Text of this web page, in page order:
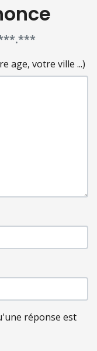
age, votre ville ...)
réponse est